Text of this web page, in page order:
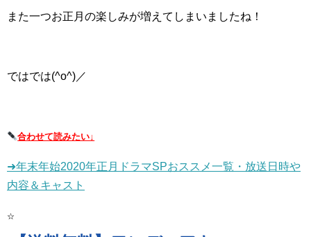
また一つお正月の楽しみが増えてしまいましたね！
ではでは(^o^)／
合わせて読みたい↓
➜年末年始2020年正月ドラマSPおススメ一覧・放送日時や
内容＆キャスト
☆